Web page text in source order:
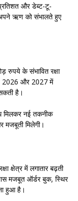
और डेब्ट-टू-
अपने ऋण को संभालते हुए
रुपये के संभावित रक्षा
2026 और 2027 में
है।
मिलकर नई तकनीक
मजबूती मिलेगी।
क्षेत्र में लगातार बढ़ती
मजबूत ऑर्डर बुक, स्थिर
हुआ है।